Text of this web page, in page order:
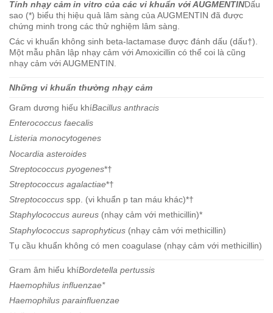
Tính nhạy cảm in vitro của các vi khuẩn với AUGMENTINDấu
sao (*) biểu thị hiệu quả lâm sàng của AUGMENTIN đã được
chứng minh trong các thử nghiệm lâm sàng.
Các vi khuẩn không sinh beta-lactamase được đánh dấu (dấu†).
Một mẫu phân lập nhạy cảm với Amoxicillin có thể coi là cũng
nhạy cảm với AUGMENTIN.
Những vi khuẩn thường nhạy cảm
Gram dương hiếu khíBacillus anthracis
Enterococcus faecalis
Listeria monocytogenes
Nocardia asteroides
Streptococcus pyogenes*†
Streptococcus agalactiae*†
Streptococcus spp. (vi khuẩn p tan máu khác)*†
Staphylococcus aureus (nhạy cảm với methicillin)*
Staphylococcus saprophyticus (nhạy cảm với methicillin)
Tụ cầu khuẩn không có men coagulase (nhạy cảm với methicillin)
Gram âm hiểu khíBordetella pertussis
Haemophilus influenzae*
Haemophilus parainfluenzae